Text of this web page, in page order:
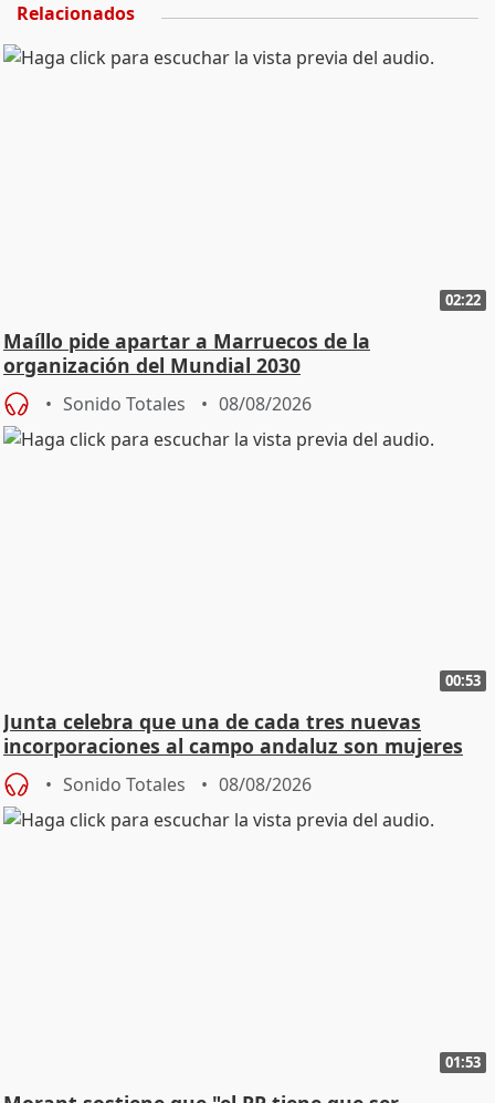
Relacionados
02:22
Maíllo pide apartar a Marruecos de la
organización del Mundial 2030
Sonido Totales 08/08/2026
00:53
Junta celebra que una de cada tres nuevas
incorporaciones al campo andaluz son mujeres
jóvenes
Sonido Totales 08/08/2026
01:53